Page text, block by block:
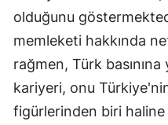
olduğunu
memleketi hakkında
rağmen, Türk basınına
kariyeri, onu
figürlerinden biri